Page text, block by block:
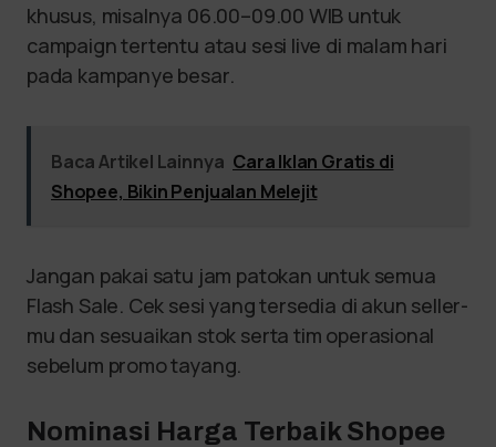
khusus, misalnya 06.00–09.00 WIB untuk
campaign tertentu atau sesi live di malam hari
pada kampanye besar.
Baca Artikel Lainnya Cara Iklan Gratis di
Shopee, Bikin Penjualan Melejit
Jangan pakai satu jam patokan untuk semua
Flash Sale. Cek sesi yang tersedia di akun seller-
mu dan sesuaikan stok serta tim operasional
sebelum promo tayang.
Nominasi Harga Terbaik Shopee